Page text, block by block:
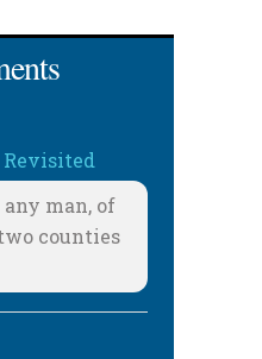
Revisited
man, of
counties